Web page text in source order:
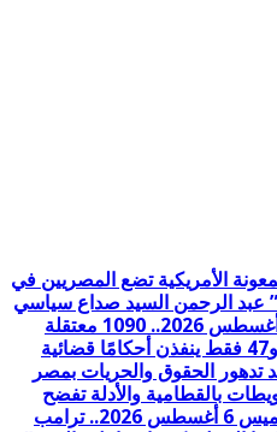
الأمريكية تضع المصريين في
عبد الرحمن السيد صداع سياسي
جديد للسيسي .. الجمعة 7 أغسطس 2026.. 1090 معتقلة
بسجن العاشر من رمضان و47 فقط ينفذن أحكامًا قضائية
الحقوق والحريات بمصر
الحويطات بالقطامية والأدلة تفضح
مزاعم داخلية النظام .. الخميس 6 أغسطس 2026.. ترامب